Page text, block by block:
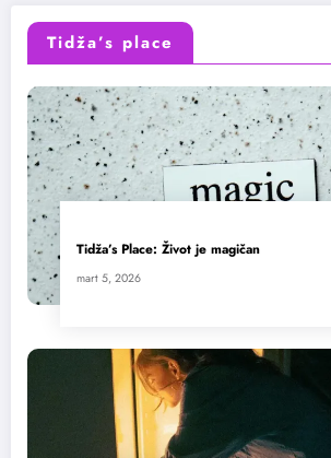
Tidža’s place
Tidža’s Place: Život je magičan
mart 5, 2026